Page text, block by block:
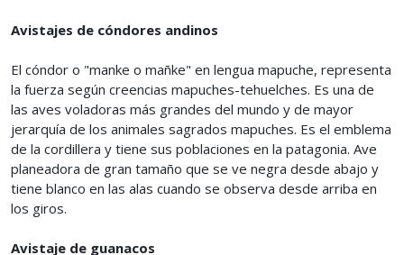
Avistajes de cóndores andinos
El cóndor o "manke o mañke" en lengua mapuche, representa
la fuerza según creencias mapuches-tehuelches. Es una de
las aves voladoras más grandes del mundo y de mayor
jerarquía de los animales sagrados mapuches. Es el emblema
de la cordillera y tiene sus poblaciones en la patagonia. Ave
planeadora de gran tamaño que se ve negra desde abajo y
tiene blanco en las alas cuando se observa desde arriba en
los giros.
Avistaje de guanacos